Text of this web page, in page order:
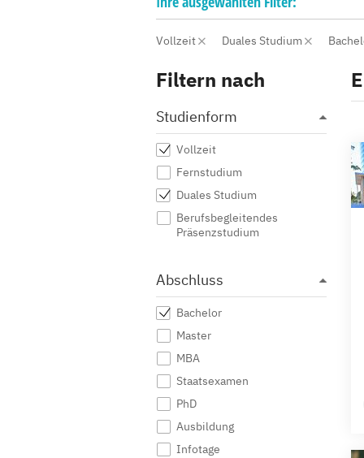
Vollzeit Duales Studium
Filtern nach
Studienform
Vollzeit
Fernstudium
Duales Studium
Berufsbegleitendes
Präsenzstudium
Abschluss
Bachelor
Master
MBA
Staatsexamen
PhD
Ausbildung
Infotage